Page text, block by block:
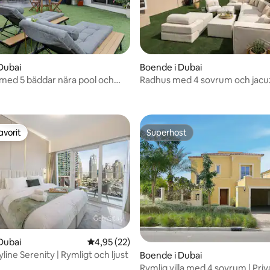
betyg, 6 omdömen
5 bäddar nära pool och
Boende i Dubai
Radhus med 4 sovrum och
betyg, 28 omdömen4,95 av 5 i genomsnittligt betyg, 22
4,95 (22)
Serenity | Rymligt och ljust
Superhost
Superhost
Boende i Dubai